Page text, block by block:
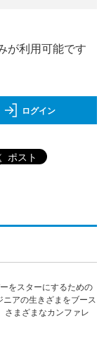
が利用可能です
ログイン
ポスト
をスターにするための
アの生きざまをブース
さまざまなカンファレ